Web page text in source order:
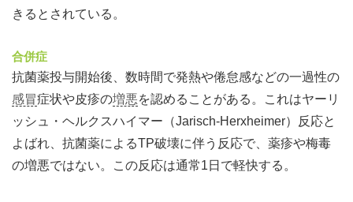
きるとされている。
合併症
抗菌薬投与開始後、数時間で発熱や倦怠感などの一過性の
感冒症状や皮疹の増悪を認めることがある。これはヤーリ
ッシュ・ヘルクスハイマー（Jarisch-Herxheimer）反応と
よばれ、抗菌薬によるTP破壊に伴う反応で、薬疹や梅毒
の増悪ではない。この反応は通常1日で軽快する。